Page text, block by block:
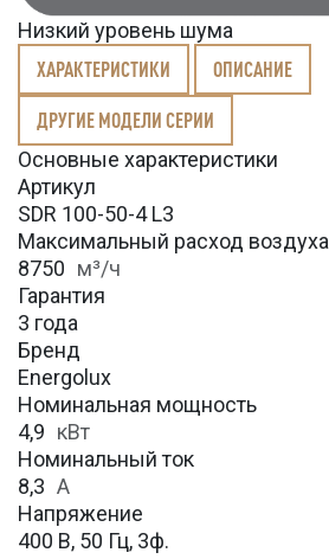
Низкий уровень шума
ХАРАКТЕРИСТИКИ ОПИСАНИЕ
ДРУГИЕ МОДЕЛИ СЕРИИ
Основные характеристики
Артикул
SDR 100-50-4 L3
Максимальный расход воздуха
8750 м³/ч
Гарантия
3 года
Бренд
Energolux
Номинальная мощность
4,9 кВт
Номинальный ток
8,3 А
Напряжение
400 В, 50 Гц, 3ф.